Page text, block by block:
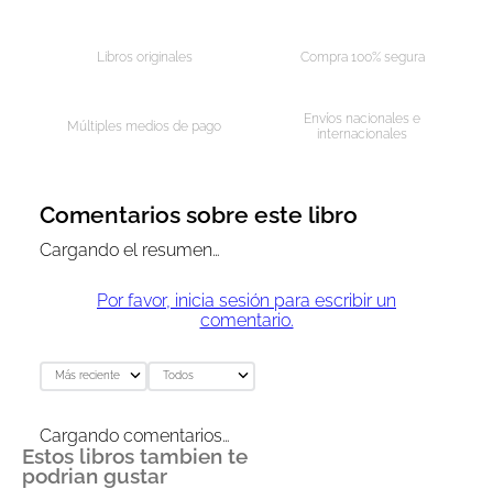
Libros originales Compra 100% segura
Múltiples medios de pago
Envíos nacionales e
internacionales
Comentarios sobre este libro
Cargando el resumen…
Por favor, inicia sesión para escribir un
comentario.
Más reciente Todos
Cargando comentarios…
Estos libros tambien te
podrian gustar